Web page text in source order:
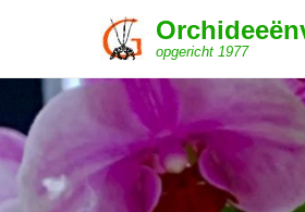
opgericht 1977